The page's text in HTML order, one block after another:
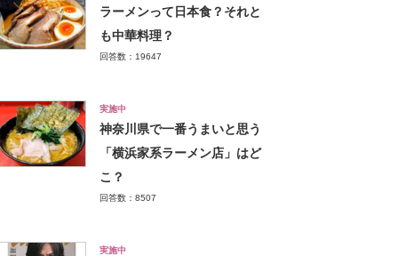
ラーメンって日本食？それと
も中華料理？
回答数：19647
実施中
神奈川県で一番うまいと思う
「横浜家系ラーメン店」はど
こ？
回答数：8507
実施中